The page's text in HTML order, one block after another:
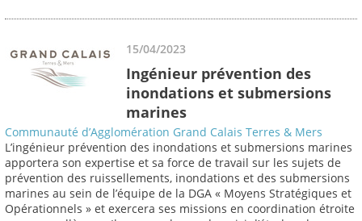
15/04/2023
Ingénieur prévention des
inondations et submersions
marines
Communauté d’Agglomération Grand Calais Terres & Mers
L’ingénieur prévention des inondations et submersions marines
apportera son expertise et sa force de travail sur les sujets de
prévention des ruissellements, inondations et des submersions
marines au sein de l’équipe de la DGA « Moyens Stratégiques et
Opérationnels » et exercera ses missions en coordination étroite